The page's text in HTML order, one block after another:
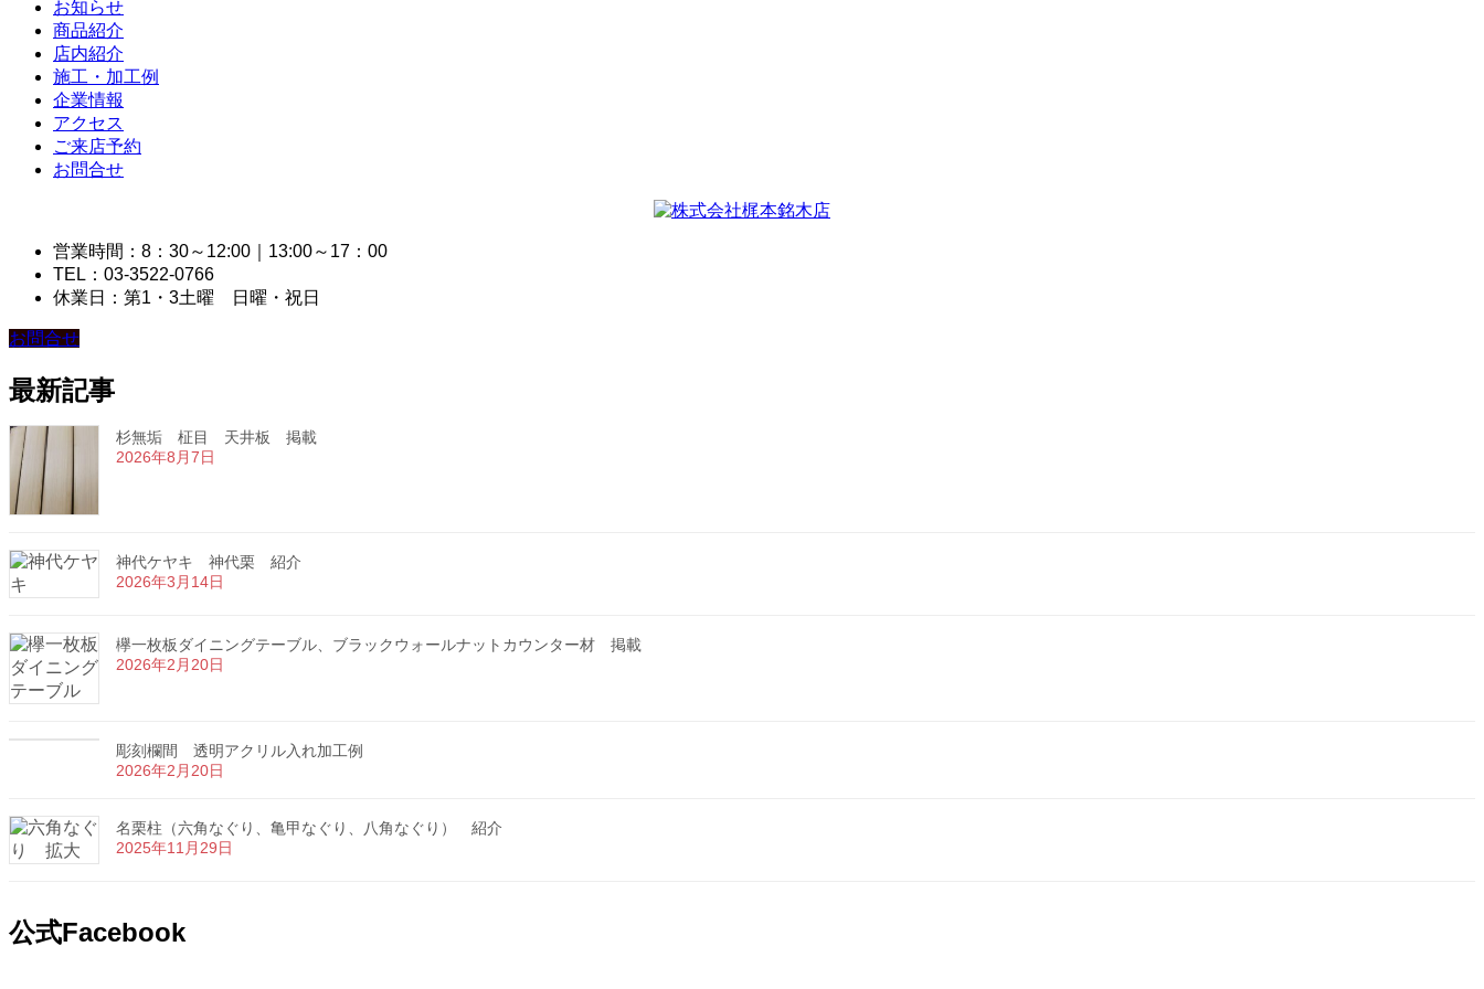
お知らせ
商品紹介
店内紹介
施工・加工例
企業情報
アクセス
ご来店予約
お問合せ
営業時間：8：30～12:00｜13:00～17：00
TEL：03-3522-0766
休業日：第1・3土曜 日曜・祝日
お問合せ
最新記事
杉無垢 柾目 天井板 掲載
2026年8月7日
神代ケヤキ 神代栗 紹介
2026年3月14日
欅一枚板ダイニングテーブル、ブラックウォールナットカウンター材 掲載
2026年2月20日
彫刻欄間 透明アクリル入れ加工例
2026年2月20日
名栗柱（六角なぐり、亀甲なぐり、八角なぐり） 紹介
2025年11月29日
公式Facebook